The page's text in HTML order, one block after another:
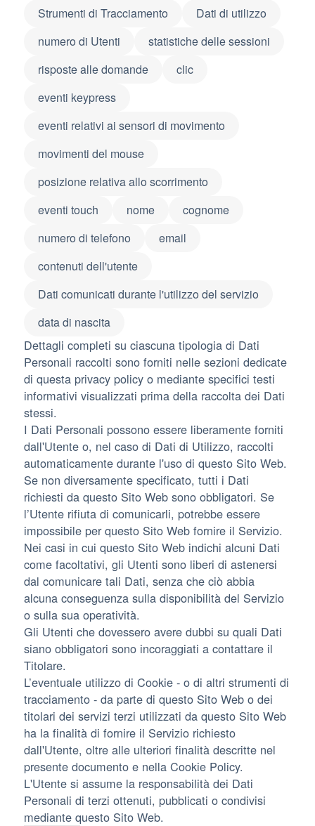
Strumenti di Tracciamento
Dati di utilizzo
numero di Utenti
statistiche delle sessioni
risposte alle domande
clic
eventi keypress
eventi relativi ai sensori di movimento
movimenti del mouse
posizione relativa allo scorrimento
eventi touch
nome
cognome
numero di telefono
email
contenuti dell'utente
Dati comunicati durante l'utilizzo del servizio
data di nascita
Dettagli completi su ciascuna tipologia di Dati
Personali raccolti sono forniti nelle sezioni dedicate
di questa privacy policy o mediante specifici testi
informativi visualizzati prima della raccolta dei Dati
stessi.
I Dati Personali possono essere liberamente forniti
dall'Utente o, nel caso di Dati di Utilizzo, raccolti
automaticamente durante l'uso di questo Sito Web.
Se non diversamente specificato, tutti i Dati
richiesti da questo Sito Web sono obbligatori. Se
l’Utente rifiuta di comunicarli, potrebbe essere
impossibile per questo Sito Web fornire il Servizio.
Nei casi in cui questo Sito Web indichi alcuni Dati
come facoltativi, gli Utenti sono liberi di astenersi
dal comunicare tali Dati, senza che ciò abbia
alcuna conseguenza sulla disponibilità del Servizio
o sulla sua operatività.
Gli Utenti che dovessero avere dubbi su quali Dati
siano obbligatori sono incoraggiati a contattare il
Titolare.
L’eventuale utilizzo di Cookie - o di altri strumenti di
tracciamento - da parte di questo Sito Web o dei
titolari dei servizi terzi utilizzati da questo Sito Web
ha la finalità di fornire il Servizio richiesto
dall'Utente, oltre alle ulteriori finalità descritte nel
presente documento e nella Cookie Policy.
L'Utente si assume la responsabilità dei Dati
Personali di terzi ottenuti, pubblicati o condivisi
mediante questo Sito Web.